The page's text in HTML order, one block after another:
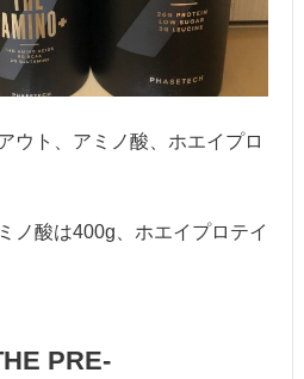
ウト、アミノ酸、ホエイプロ
ノ酸は400g、ホエイプロテイ
PRE-